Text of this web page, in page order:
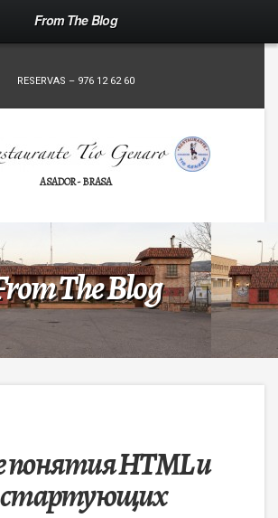
From The Blog
RESERVAS – 976 12 62 60
ASADOR - BRASA
The Blog
понятия HTML и
стартующих